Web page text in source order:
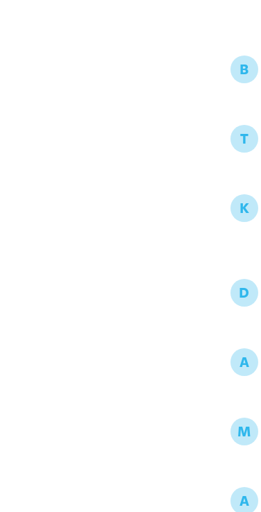
B
T
K
D
A
M
A